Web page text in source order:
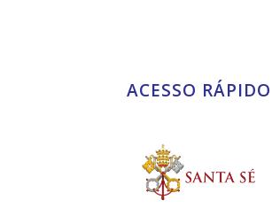
ACESSO RÁPIDO